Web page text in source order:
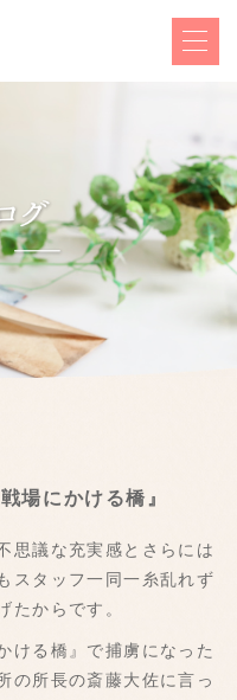
にかける橋』
思議な充実感とさらには
スタッフ一同一糸乱れず
たからです。
ける橋』で捕虜になった
の所長の斎藤大佐に言っ